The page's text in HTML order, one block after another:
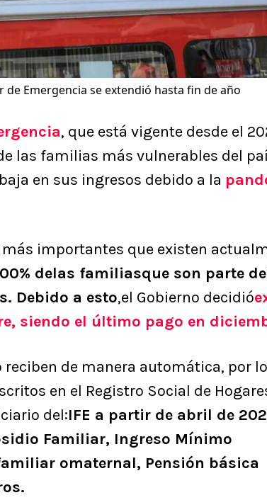
de Emergencia se extendió hasta fin de año
, que está vigente desde el
las familias más vulnerables del
en sus ingresos debido a la
más importantes que existen
delas familiasque son parte
Debido a esto,el Gobierno decidió
siendo el último pago en
reciben de manera automática, por
en el Registro Social de
del:IFE a partir de abril de
Familiar, Ingreso Mínimo
omaternal, Pensión básica